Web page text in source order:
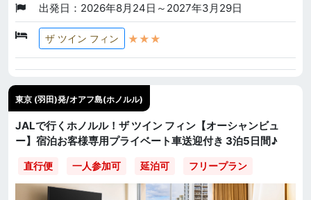
出発日：2026年8月24日～2027年3月29日
ザ ツイン フィン ★★★
東京 (羽田)発/オアフ島(ホノルル)
JALで行くホノルル！ザ ツイン フィン【オーシャンビュ
ー】宿泊お客様専用プライベート車送迎付き 3泊5日間♪
直行便 一人参加可 延泊可 フリープラン